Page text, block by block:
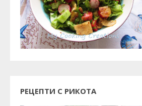
РЕЦЕПТИ С РИКОТА